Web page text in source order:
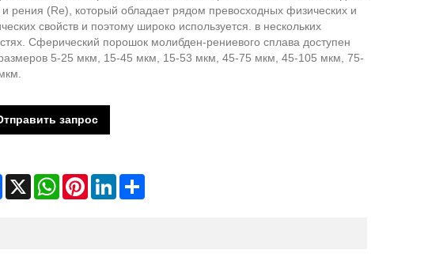
рения (Re), который обладает рядом превосходных физических и
свойств и поэтому широко используется. в нескольких
Сферический порошок молибден-рениевого сплава доступен
5-25 мкм, 15-45 мкм, 15-53 мкм, 45-75 мкм, 45-105 мкм, 75-
запрос
Facebook
X WhatsAppPinterestLinkedInShare